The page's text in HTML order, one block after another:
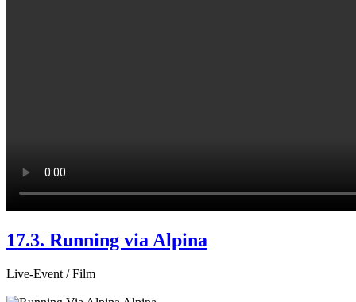
17.3. Running via Alpina
Live-Event / Film